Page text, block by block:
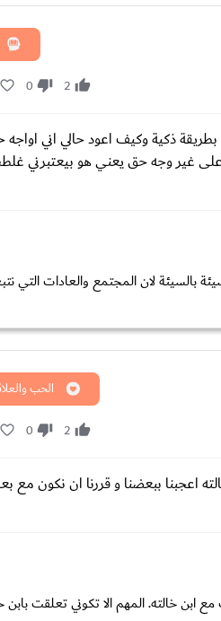
2
0
ذكية وكيف اعود حالي اني
على غير وجه حق يعني هو بيعتبرني
لان المجتمع والعادات التي
الحب
2
0
اعجبنا ببعضنا و قررنا ان نكون مع
خالته. المهم الا تكوني تعلقت بابن